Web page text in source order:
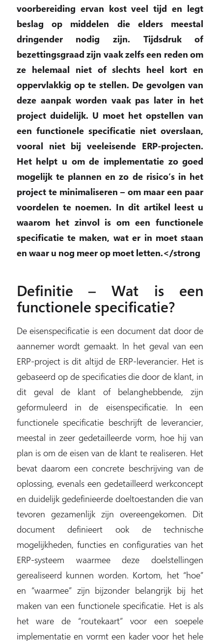
voorbereiding ervan kost veel tijd en legt
beslag op middelen die elders meestal
dringender nodig zijn. Tijdsdruk of
bezettingsgraad zijn vaak zelfs een reden om
ze helemaal niet of slechts heel kort en
oppervlakkig op te stellen. De gevolgen van
deze aanpak worden vaak pas later in het
project duidelijk. U moet het opstellen van
een functionele specificatie niet overslaan,
vooral niet bij veeleisende ERP-projecten.
Het helpt u om de implementatie zo goed
mogelijk te plannen en zo de risico’s in het
project te minimaliseren – om maar een paar
voordelen te noemen. In dit artikel leest u
waarom het zinvol is om een functionele
specificatie te maken, wat er in moet staan
en waar u nog meer op moet letten.</strong
Definitie – Wat is een
functionele specificatie?
De eisenspecificatie is een document dat door de
aannemer wordt gemaakt. In het geval van een
ERP-project is dit altijd de ERP-leverancier. Het is
gebaseerd op de specificaties die door de klant, in
dit geval de klant of belanghebbende, zijn
geformuleerd in de eisenspecificatie. In een
functionele specificatie beschrijft de leverancier,
meestal in zeer gedetailleerde vorm, hoe hij van
plan is om de eisen van de klant te realiseren. Het
bevat daarom een concrete beschrijving van de
oplossing, evenals een gedetailleerd werkconcept
en duidelijk gedefinieerde doeltoestanden die van
tevoren gezamenlijk zijn overeengekomen. Dit
document definieert ook de technische
mogelijkheden, functies en configuraties van het
ERP-systeem waarmee deze doelstellingen
gerealiseerd kunnen worden. Kortom, het “hoe”
en “waarmee” zijn bijzonder belangrijk bij het
maken van een functionele specificatie. Het is als
het ware de “routekaart” voor een soepele
implementatie en vormt een kader voor het hele